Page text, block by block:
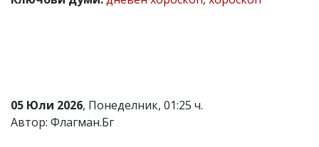
и
редакцията
не
05 Юли 2026, Понеделник, 01:25 ч.
Автор: Флагман.Бг